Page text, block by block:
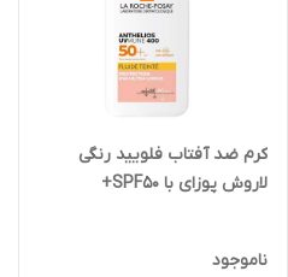
کرم ضد آفتاب فلویید رنگی
لاروش پوزای با SPF۵۰+
ناموجود